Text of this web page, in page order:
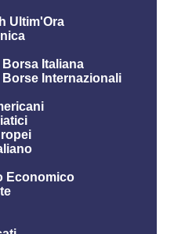
Ultim'Ora
Italiana
Internazionali
Economico